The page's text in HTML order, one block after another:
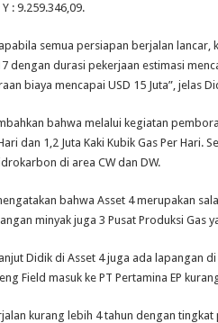
: 9.259.346,09.
semua persiapan berjalan
dengan durasi pekerjaan estimasi
biaya mencapai USD 15 Juta”, jelas
bahwa melalui kegiatan
dan 1,2 Juta Kaki Kubik Gas Per
di area CW dan DW.
bahwa Asset 4 merupakan
minyak juga 3 Pusat Produksi Gas
Didik di Asset 4 juga ada lapangan
Field masuk ke PT Pertamina EP
kurang lebih 4 tahun dengan